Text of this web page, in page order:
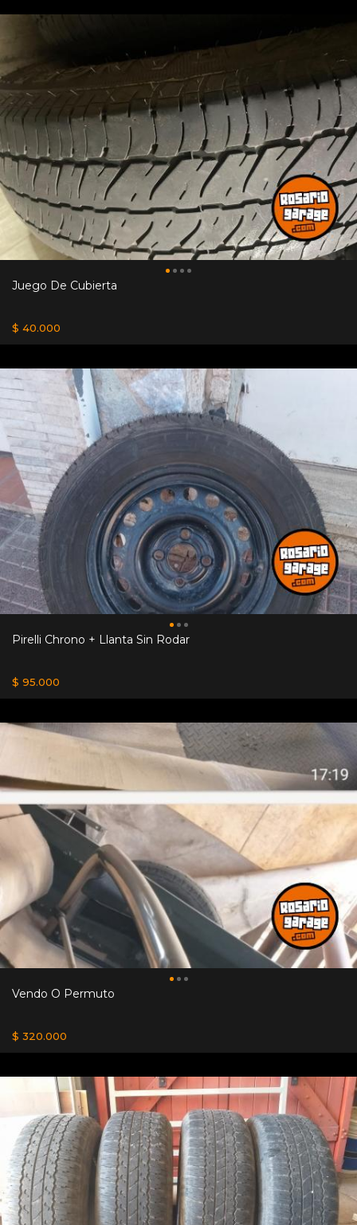
Juego De Cubierta
$ 40.000
Pirelli Chrono + Llanta Sin Rodar
$ 95.000
Vendo O Permuto
$ 320.000